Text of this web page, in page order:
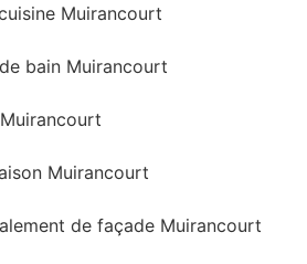
Muirancourt
bain Muirancourt
Muirancourt
de façade Muirancourt